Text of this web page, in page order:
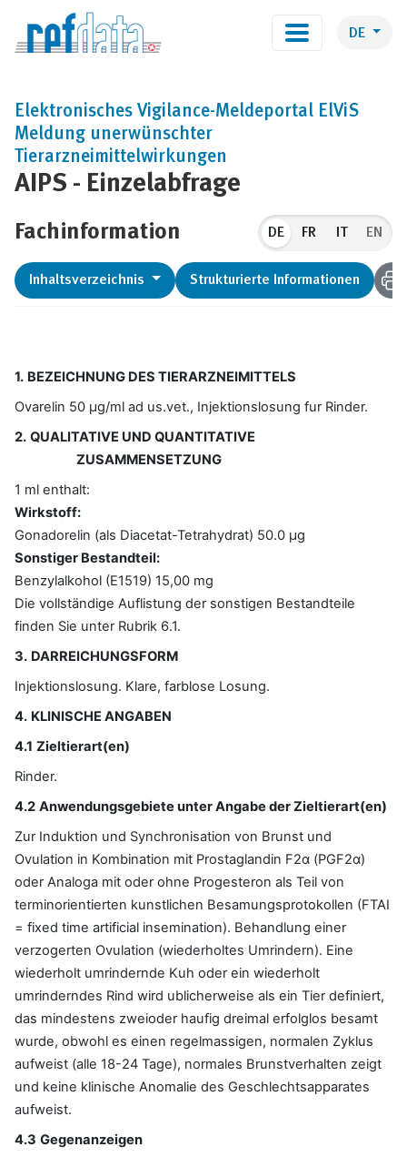
DE
AIPS - Einzelabfrage
Elektronisches Vigilance-Meldeportal ElViS
Meldung unerwünschter
Tierarzneimittelwirkungen
Fachinformation DE EN
Inhaltsverzeichnis Strukturierte Informationen